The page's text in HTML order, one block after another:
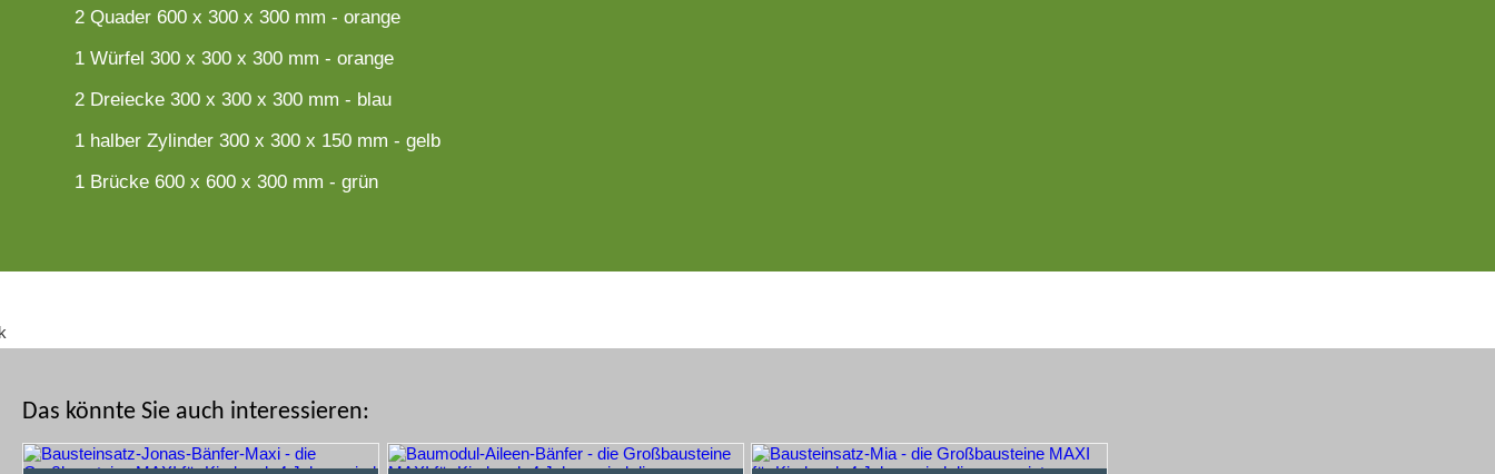
2 Quader 600 x 300 x 300 mm - orange
1 Würfel 300 x 300 x 300 mm - orange
2 Dreiecke 300 x 300 x 300 mm - blau
1 halber Zylinder 300 x 300 x 150 mm - gelb
1 Brücke 600 x 600 x 300 mm - grün
MUCKI-BAUSTEINSATZ-7-TEILIG-AUFBAU
MUCKI-BAUSTEINSATZ-7-TEILIG-QUADER
MUCKI-BAUSTEINSATZ-7-TEILIG-MAXI
MUCKI-BAUSTEINSATZ-7-TEILIG-FORMEN
MUCKI-BAUSTEINSATZ-7-TEILIG-ZUSAMMEN
MUCKI-BAUSTEINSATZ-7-TEILIG-TURM
Das könnte Sie auch interessieren: